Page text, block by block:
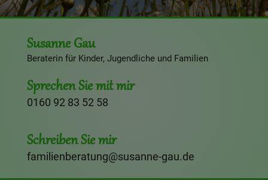
Susanne Gau
Beraterin für Kinder, Jugendliche und Familien
Sprechen Sie mit mir
0160 92 83 52 58
Schreiben Sie mir
familienberatung@susanne-gau.de